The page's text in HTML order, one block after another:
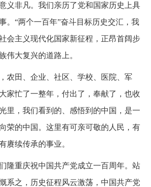
义非凡。我们亲历了党和国家历史上具
。“两个一百年”奋斗目标历史交汇，我
会主义现代化国家新征程，正昂首阔步
伟大复兴的道路上。
农田、企业、社区、学校、医院、军
忙了一整年，付出了，奉献了，也收
里，我们看到的、感悟到的中国，是一
荣的中国。这里有可亲可敬的人民，有
赓续传承的事业。
隆重庆祝中国共产党成立一百周年。站
系之，历史征程风云激荡，中国共产党